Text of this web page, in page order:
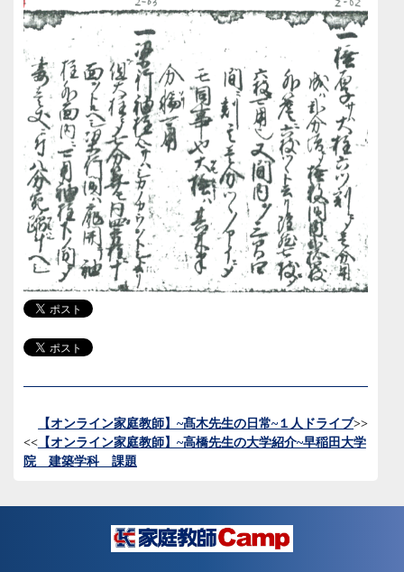
【オンライン家庭教師】~髙木先生の日常~１人ドライブ>>
<<【オンライン家庭教師】~高橋先生の大学紹介~早稲田大学
院 建築学科 課題